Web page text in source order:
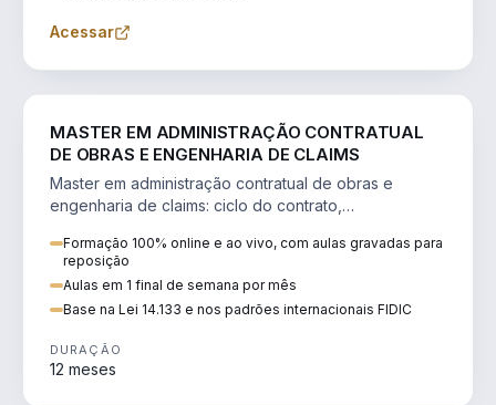
Acessar
MASTER EM ADMINISTRAÇÃO CONTRATUAL
DE OBRAS E ENGENHARIA DE CLAIMS
Master em administração contratual de obras e
engenharia de claims: ciclo do contrato,
Formação 100% online e ao vivo, com aulas gravadas para
reposição
Aulas em 1 final de semana por mês
Base na Lei 14.133 e nos padrões internacionais FIDIC
DURAÇÃO
12 meses